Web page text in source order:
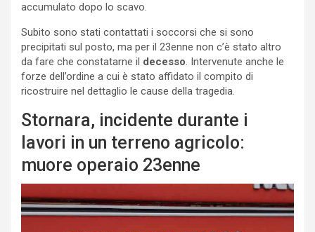
accumulato dopo lo scavo.
Subito sono stati contattati i soccorsi che si sono
precipitati sul posto, ma per il 23enne non c’è stato altro
da fare che constatarne il decesso. Intervenute anche le
forze dell’ordine a cui è stato affidato il compito di
ricostruire nel dettaglio le cause della tragedia.
Stornara, incidente durante i
lavori in un terreno agricolo:
muore operaio 23enne